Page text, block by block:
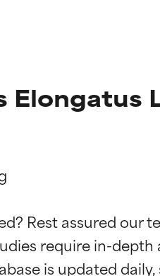
Rest assured our
require in-
sobresaliente con
sobresaliente con